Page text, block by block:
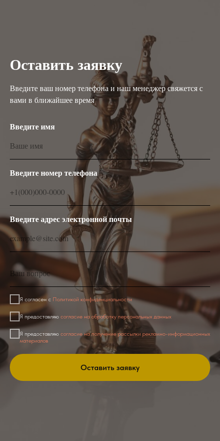
Оставить заявку
Введите ваш номер телефона и наш менеджер свяжется с
вами в ближайшее время
Введите имя
Ваше имя
Введите номер телефона
+1(000)000-0000
Введите адрес электронной почты
example@site.com
Ваш вопрос
Я согласен с Политикой конфиденциальности
Я предоставляю согласие на обработку персональных данных
Я предоставляю согласие на получение рассылки рекламно-информационных
материалов
Оставить заявку